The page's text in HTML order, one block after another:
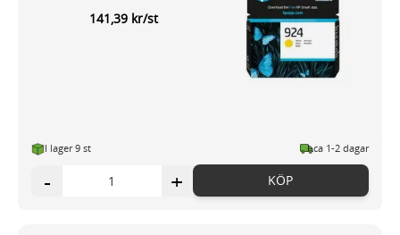
141,39 kr/st
I lager 9 st ca 1-2 dagar
- + KÖP